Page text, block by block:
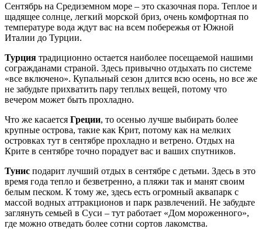
Сентябрь на Средиземном море – это сказочная пора. Теплое и
щадящее солнце, легкий морской бриз, очень комфортная по
температуре вода ждут вас на всем побережья от Южной
Италии до Турции.
Турция традиционно остается наиболее посещаемой нашими
согражданами страной. Здесь привычно отдыхать по системе
«все включено». Купальный сезон длится всю осень, но все же
не забудьте прихватить пару теплых вещей, потому что
вечером может быть прохладно.
Что же касается Греции, то осенью лучше выбирать более
крупные острова, такие как Крит, потому как на мелких
островках тут в сентябре прохладно и ветрено. Отдых на
Крите в сентябре точно порадует вас и ваших спутников.
Тунис подарит лучший отдых в сентябре с детьми. Здесь в это
время года тепло и безветренно, а пляжи так и манят своим
белым песком. К тому же, здесь есть огромный аквапарк с
массой водных аттракционов и парк развлечений. Не забудьте
заглянуть семьей в Суси – тут работает «Дом мороженного»,
где можно отведать более сотни сортов лакомства.